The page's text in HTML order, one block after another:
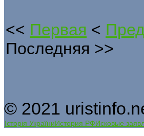
<< Первая <
Последняя >>
© 2021
Історія УкраїниИстория РФИсковые